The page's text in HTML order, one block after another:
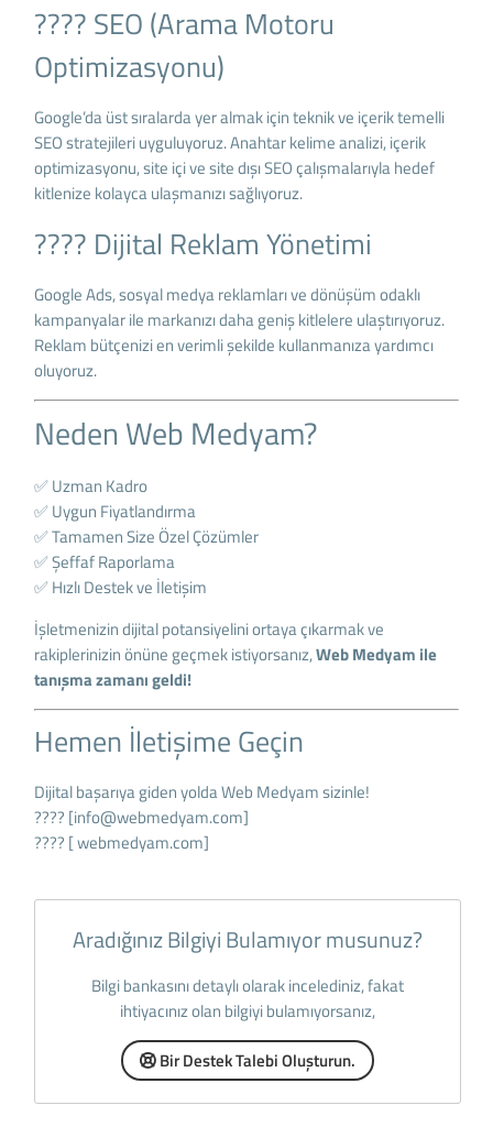
???? SEO (Arama Motoru
Optimizasyonu)
Google’da üst sıralarda yer almak için teknik ve içerik temelli
SEO stratejileri uyguluyoruz. Anahtar kelime analizi, içerik
optimizasyonu, site içi ve site dışı SEO çalışmalarıyla hedef
kitlenize kolayca ulaşmanızı sağlıyoruz.
???? Dijital Reklam Yönetimi
Google Ads, sosyal medya reklamları ve dönüşüm odaklı
kampanyalar ile markanızı daha geniş kitlelere ulaştırıyoruz.
Reklam bütçenizi en verimli şekilde kullanmanıza yardımcı
oluyoruz.
Neden Web Medyam?
✅ Uzman Kadro
✅ Uygun Fiyatlandırma
✅ Tamamen Size Özel Çözümler
✅ Şeffaf Raporlama
✅ Hızlı Destek ve İletişim
İşletmenizin dijital potansiyelini ortaya çıkarmak ve
rakiplerinizin önüne geçmek istiyorsanız,Web Medyam ile
tanışma zamanı geldi!
Hemen İletişime Geçin
Dijital başarıya giden yolda Web Medyam sizinle!
???? [info@webmedyam.com]
???? [webmedyam.com]
Aradığınız Bilgiyi Bulamıyor musunuz?
Bilgi bankasını detaylı olarak incelediniz, fakat
ihtiyacınız olan bilgiyi bulamıyorsanız,
Bir Destek Talebi Oluşturun.